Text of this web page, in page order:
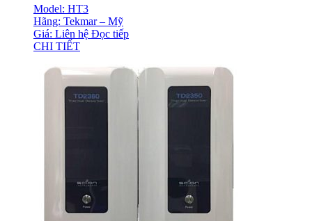
Model: HT3
Hãng: Tekmar – Mỹ
Giá: Liên hệ Đọc tiếp
CHI TIẾT